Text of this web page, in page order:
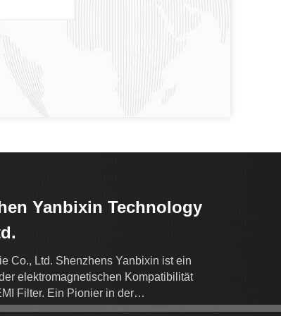
Yanbixin Technology
Co., Ltd. Shenzhens Yanbixin ist ein
elektromagnetischen Kompatibilität
Filter. Ein Pionier in der